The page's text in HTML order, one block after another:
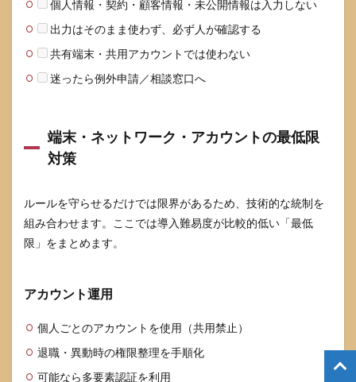
個人情報・契約・顧客情報・未公開情報は入力しない
出力はそのまま使わず、必ず人が確認する
共有端末・共用アカウントでは使わない
迷ったら例外申請／相談窓口へ
端末・ネットワーク・アカウントの最低限
対策
ルールを守らせるだけでは限界があるため、技術的な統制を
組み合わせます。ここでは導入難易度が比較的低い「最低
限」をまとめます。
アカウント運用
個人ごとのアカウントを使用（共用禁止）
退職・異動時の権限整理を手順化
可能なら多要素認証を利用